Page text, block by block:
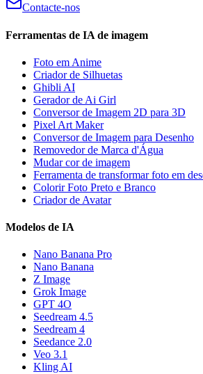
Contacte-nos
Ferramentas de IA de imagem
Foto em Anime
Criador de Silhuetas
Ghibli AI
Gerador de Ai Girl
Conversor de Imagem 2D para 3D
Pixel Art Maker
Conversor de Imagem para Desenho
Removedor de Marca d'Água
Mudar cor de imagem
Ferramenta de transformar foto em
Colorir Foto Preto e Branco
Criador de Avatar
Modelos de IA
Nano Banana Pro
Nano Banana
Z Image
Grok Image
GPT 4O
Seedream 4.5
Seedream 4
Seedance 2.0
Veo 3.1
Kling AI